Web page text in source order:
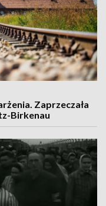
Zaprzeczała
Birkenau